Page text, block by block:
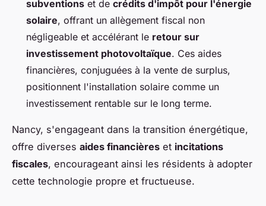
subventions et de crédits d'impôt pour l'énergie
solaire, offrant un allègement fiscal non
négligeable et accélérant le retour sur
investissement photovoltaïque. Ces aides
financières, conjuguées à la vente de surplus,
positionnent l'installation solaire comme un
investissement rentable sur le long terme.
Nancy, s'engageant dans la transition énergétique,
offre diverses aides financières et incitations
fiscales, encourageant ainsi les résidents à adopter
cette technologie propre et fructueuse.